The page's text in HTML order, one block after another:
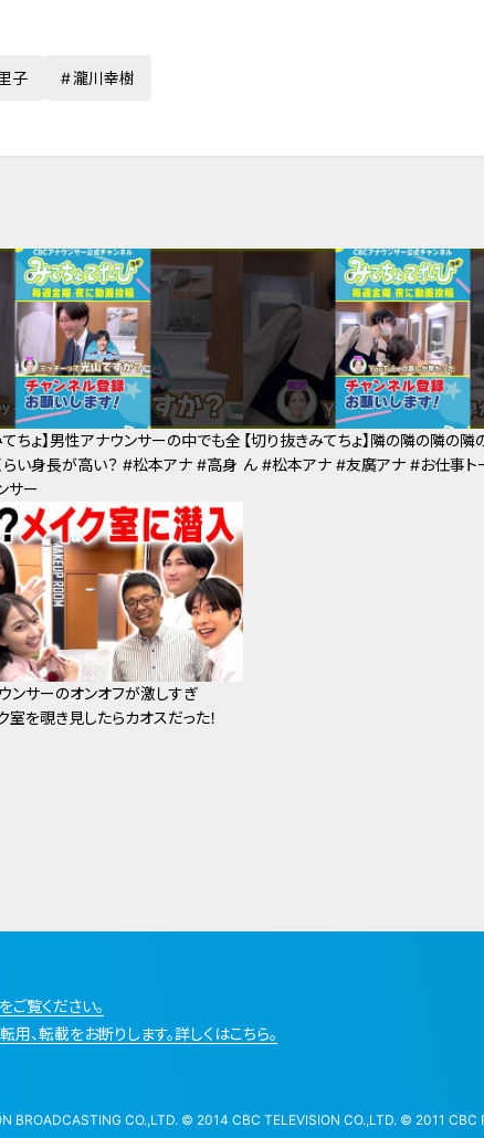
子 瀧川幸樹
てちょ】男性アナウンサーの中でも全
らい身長が高い？ #松本アナ #高身
サー
【切り抜きみてちょ】隣の隣の隣の
ん #松本アナ #友廣アナ #お仕事ト
ウンサーのオンオフが激しすぎ
室を覗き見したらカオスだった！
覧ください。
、転載をお断りします。詳しくはこちら。
CO.,LTD. © 2014 CBC TELEVISION CO.,LTD. © 2011 CBC